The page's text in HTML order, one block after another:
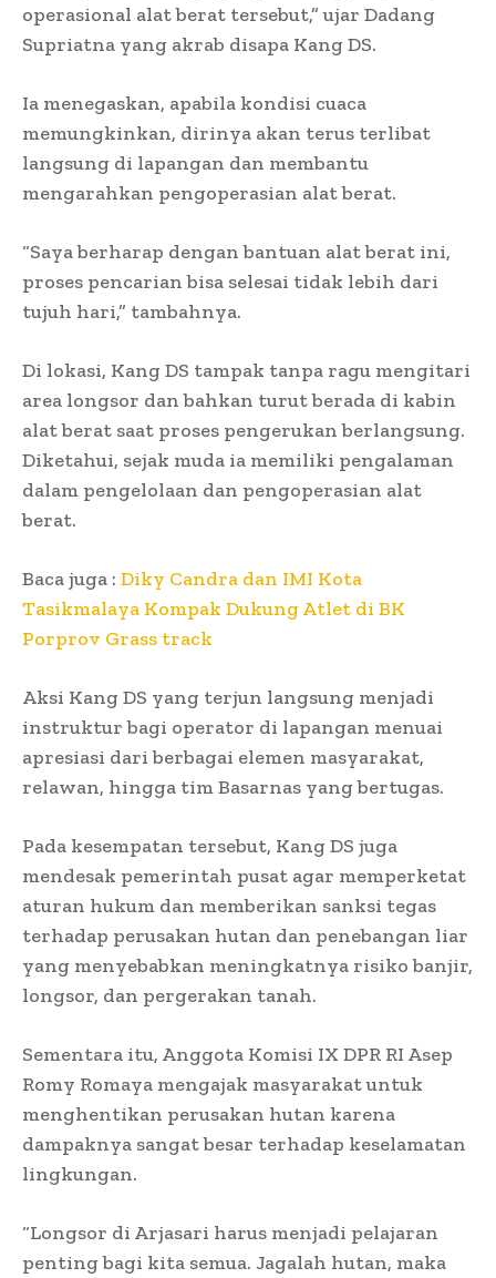
operasional alat berat tersebut,” ujar Dadang
Supriatna yang akrab disapa Kang DS.
Ia menegaskan, apabila kondisi cuaca
memungkinkan, dirinya akan terus terlibat
langsung di lapangan dan membantu
mengarahkan pengoperasian alat berat.
“Saya berharap dengan bantuan alat berat ini,
proses pencarian bisa selesai tidak lebih dari
tujuh hari,” tambahnya.
Di lokasi, Kang DS tampak tanpa ragu mengitari
area longsor dan bahkan turut berada di kabin
alat berat saat proses pengerukan berlangsung.
Diketahui, sejak muda ia memiliki pengalaman
dalam pengelolaan dan pengoperasian alat
berat.
Baca juga : Diky Candra dan IMI Kota
Tasikmalaya Kompak Dukung Atlet di BK
Porprov Grass track
Aksi Kang DS yang terjun langsung menjadi
instruktur bagi operator di lapangan menuai
apresiasi dari berbagai elemen masyarakat,
relawan, hingga tim Basarnas yang bertugas.
Pada kesempatan tersebut, Kang DS juga
mendesak pemerintah pusat agar memperketat
aturan hukum dan memberikan sanksi tegas
terhadap perusakan hutan dan penebangan liar
yang menyebabkan meningkatnya risiko banjir,
longsor, dan pergerakan tanah.
Sementara itu, Anggota Komisi IX DPR RI Asep
Romy Romaya mengajak masyarakat untuk
menghentikan perusakan hutan karena
dampaknya sangat besar terhadap keselamatan
lingkungan.
“Longsor di Arjasari harus menjadi pelajaran
penting bagi kita semua. Jagalah hutan, maka